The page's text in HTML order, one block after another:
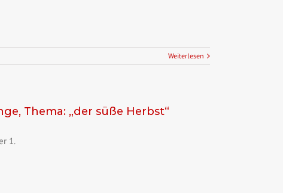
Weiterlesen
Thema: „der süße Herbst“
1.